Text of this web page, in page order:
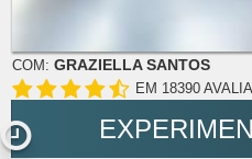
COM: GRAZIELLA SANTOS
EM 18390